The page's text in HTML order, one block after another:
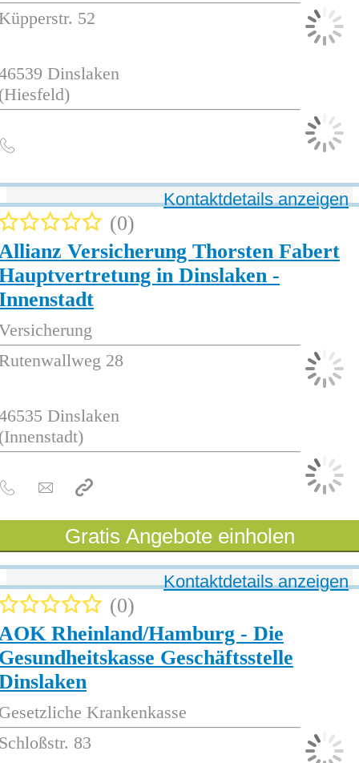
52
Dinslaken
Versicherung Thorsten Fabert
in Dinslaken -
0
28
Dinslaken
Kontaktdetails anzeigen
Gratis Angebote einholen
Rheinland/Hamburg - Die
Geschäftsstelle
Krankenkasse
0
83
Kontaktdetails anzeigen